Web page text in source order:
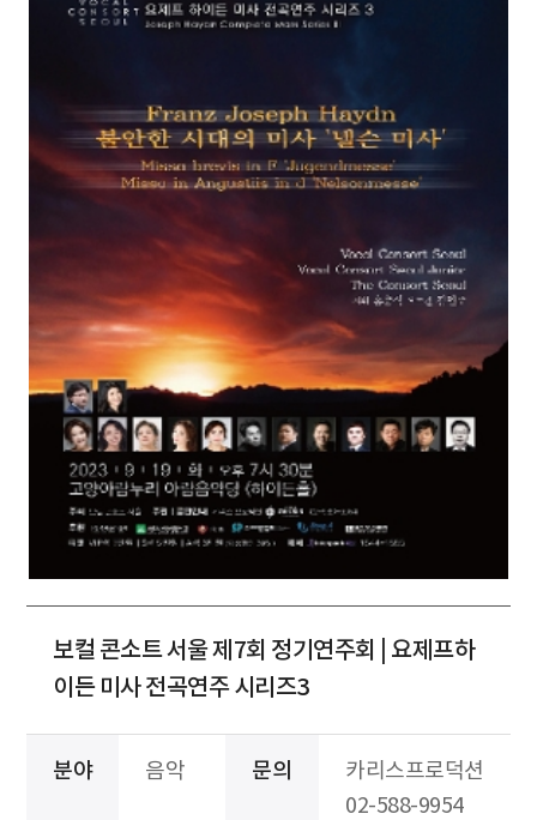
보컬 콘소트 서울 제7회 정기연주회 | 요제프하
이든 미사 전곡연주 시리즈3
분야 음악 문의
카리스프로덕션
02-588-9954